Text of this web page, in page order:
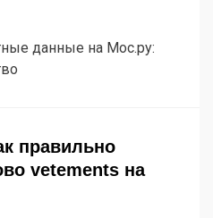
данные на Мос.ру:
правильно
vetements на